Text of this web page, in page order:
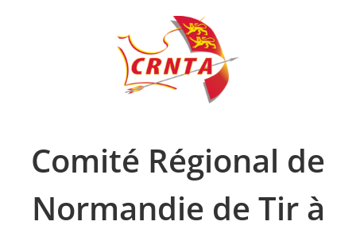
Comité Régional de
Normandie de Tir à